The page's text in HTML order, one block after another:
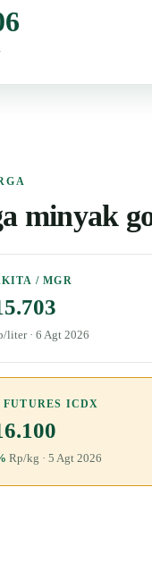
minyak
/ MGR
liter · 6 Agt 2026
ICDX
Rp/kg · 5 Agt 2026